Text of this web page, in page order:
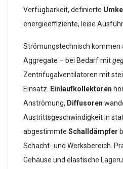
Verfügbarkeit, definierte
energieeffiziente, leise
Strömungstechnisch kommen
Aggregate – bei Bedarf mit
Zentrifugalventilatoren mit
Einsatz.
Einlaufkollektoren
Anströmung, Diffusoren
Austrittsgeschwindigkeit in
abgestimmte Schalldämpfer
Schacht- und Werksbereich.
Gehäuse und elastische